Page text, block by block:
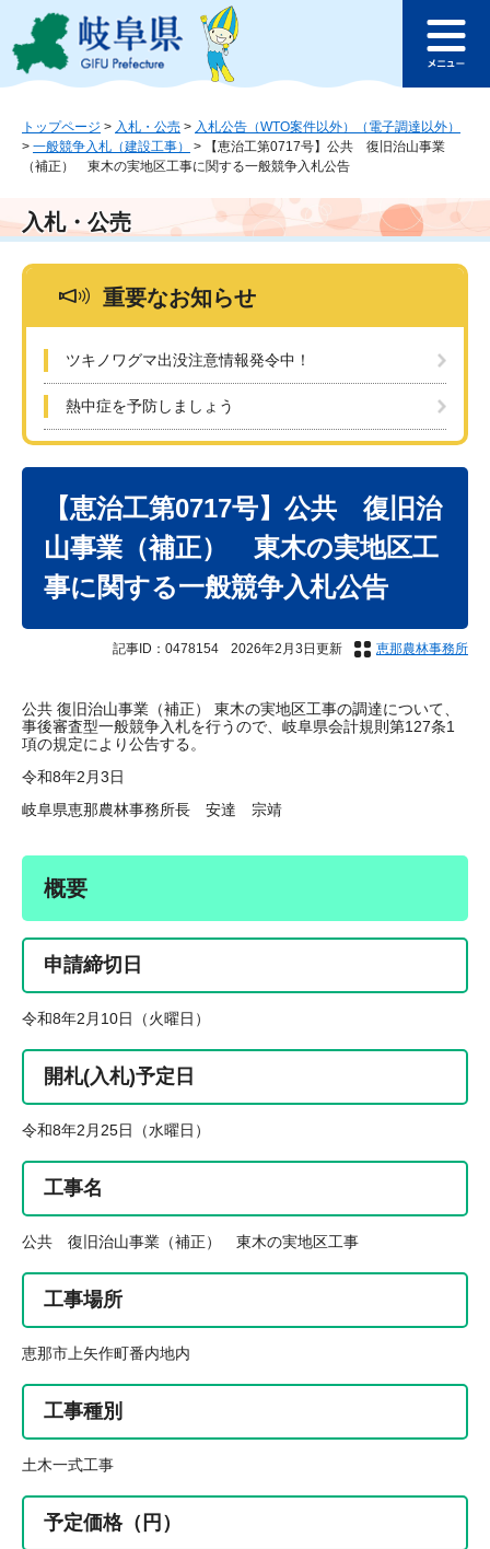
ジ
ュ
本
文
このページの本文へ
ュ
トップページ > 入札・公売 > 入札公告（WTO案件以外）（電子調達以外）
> 一般競争入札（建設工事） >
【恵治工第0717号】公共 復旧治山事業
（補正） 東木の実地区工事に関する一般競争入札公告
入札・公売
重要なお知らせ
ツキノワグマ出没注意情報発令中！
熱中症を予防しましょう
【恵治工第0717号】公共 復旧治
山事業（補正） 東木の実地区工
事に関する一般競争入札公告
記事ID：0478154 2026年2月3日更新 恵那農林事務所
公共 復旧治山事業（補正） 東木の実地区工事の調達について、
事後審査型一般競争入札を行うので、岐阜県会計規則第127条1
項の規定により公告する。
令和8年2月3日
岐阜県恵那農林事務所長 安達 宗靖
概要
申請締切日
令和8年2月10日（火曜日）
開札(入札)予定日
令和8年2月25日（水曜日）
工事名
公共 復旧治山事業（補正） 東木の実地区工事
工事場所
恵那市上矢作町番内地内
工事種別
土木一式工事
予定価格（円）